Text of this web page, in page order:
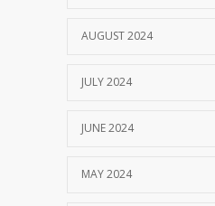
AUGUST 2024
JULY 2024
JUNE 2024
MAY 2024